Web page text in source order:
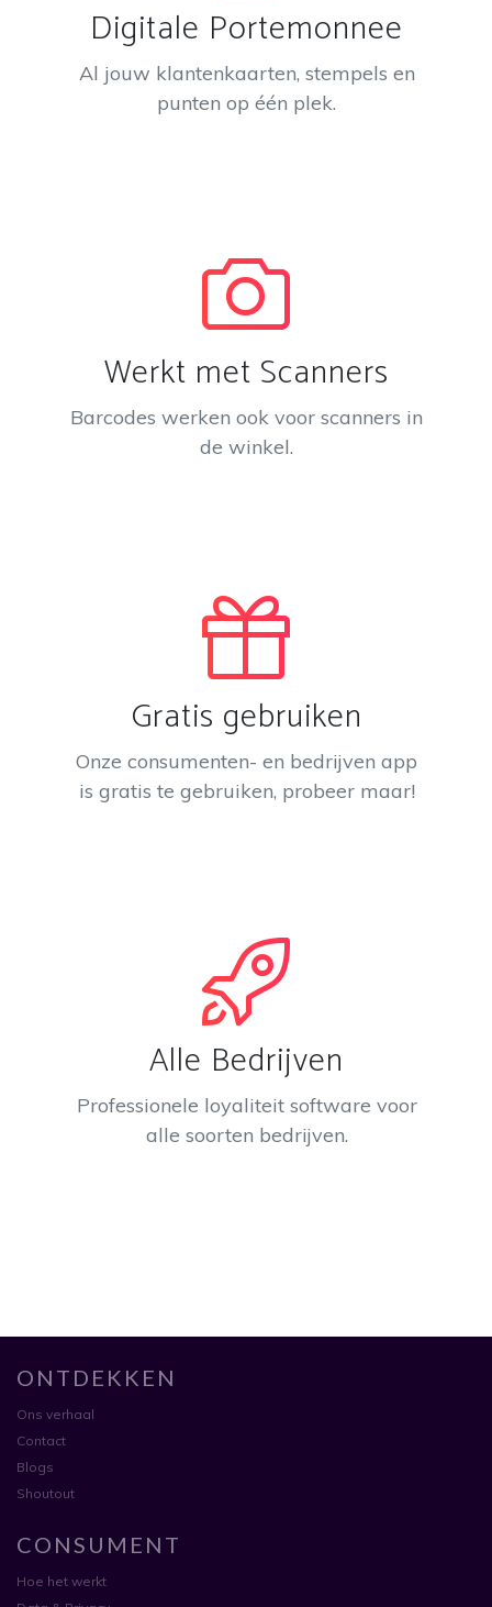
Digitale Portemonnee
Al jouw klantenkaarten, stempels en
punten op één plek.
Werkt met Scanners
Barcodes werken ook voor scanners in
de winkel.
Gratis gebruiken
Onze consumenten- en bedrijven app
is gratis te gebruiken, probeer maar!
Alle Bedrijven
Professionele loyaliteit software voor
alle soorten bedrijven.
ONTDEKKEN
Ons verhaal
Contact
Blogs
Shoutout
CONSUMENT
Hoe het werkt